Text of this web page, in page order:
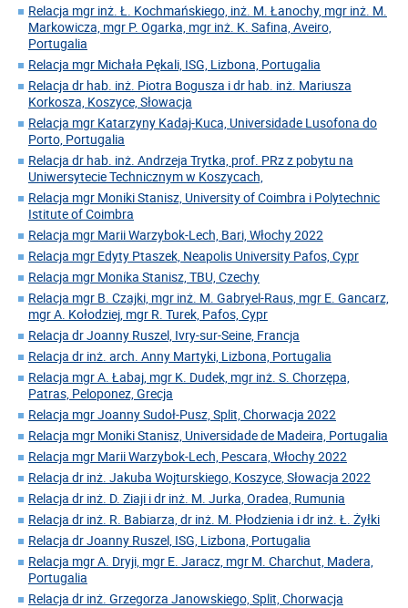
Relacja mgr inż. Ł. Kochmańskiego, inż. M. Łanochy, mgr inż. M.
Markowicza, mgr P. Ogarka, mgr inż. K. Safina, Aveiro,
Portugalia
Relacja mgr Michała Pękali, ISG, Lizbona, Portugalia
Relacja dr hab. inż. Piotra Bogusza i dr hab. inż. Mariusza
Korkosza, Koszyce, Słowacja
Relacja mgr Katarzyny Kadaj-Kuca, Universidade Lusofona do
Porto, Portugalia
Relacja dr hab. inż. Andrzeja Trytka, prof. PRz z pobytu na
Uniwersytecie Technicznym w Koszycach,
Relacja mgr Moniki Stanisz, University of Coimbra i Polytechnic
Istitute of Coimbra
Relacja mgr Marii Warzybok-Lech, Bari, Włochy 2022
Relacja mgr Edyty Ptaszek, Neapolis University Pafos, Cypr
Relacja mgr Monika Stanisz, TBU, Czechy
Relacja mgr B. Czajki, mgr inż. M. Gabryel-Raus, mgr E. Gancarz,
mgr A. Kołodziej, mgr R. Turek, Pafos, Cypr
Relacja dr Joanny Ruszel, Ivry-sur-Seine, Francja
Relacja dr inż. arch. Anny Martyki, Lizbona, Portugalia
Relacja mgr A. Łabaj, mgr K. Dudek, mgr inż. S. Chorzępa,
Patras, Peloponez, Grecja
Relacja mgr Joanny Sudoł-Pusz, Split, Chorwacja 2022
Relacja mgr Moniki Stanisz, Universidade de Madeira, Portugalia
Relacja mgr Marii Warzybok-Lech, Pescara, Włochy 2022
Relacja dr inż. Jakuba Wojturskiego, Koszyce, Słowacja 2022
Relacja dr inż. D. Ziaji i dr inż. M. Jurka, Oradea, Rumunia
Relacja dr inż. R. Babiarza, dr inż. M. Płodzienia i dr inż. Ł. Żyłki
Relacja dr Joanny Ruszel, ISG, Lizbona, Portugalia
Relacja mgr A. Dryji, mgr E. Jaracz, mgr M. Charchut, Madera,
Portugalia
Relacja dr inż. Grzegorza Janowskiego, Split, Chorwacja